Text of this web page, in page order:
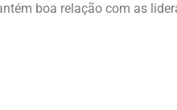
boa relação com as